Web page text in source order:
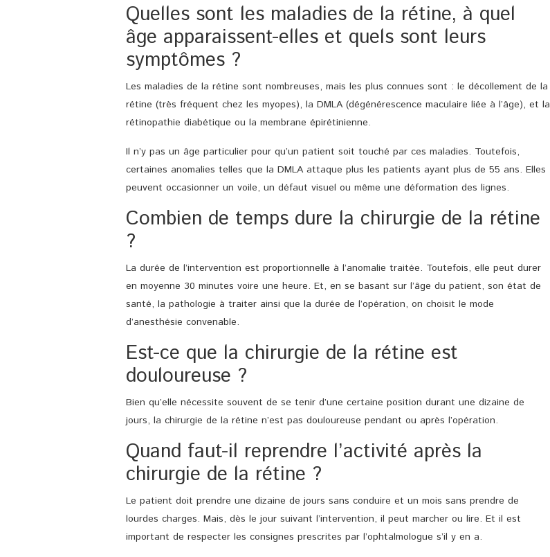
Quelles sont les maladies de la rétine, à quel
âge apparaissent-elles et quels sont leurs
symptômes ?
Les maladies de la rétine sont nombreuses, mais les plus connues sont : le décollement de la
rétine (très fréquent chez les myopes), la DMLA (dégénérescence maculaire liée à l’âge), et la
rétinopathie diabétique ou la membrane épirétinienne.
Il n’y pas un âge particulier pour qu’un patient soit touché par ces maladies. Toutefois,
certaines anomalies telles que la DMLA attaque plus les patients ayant plus de 55 ans. Elles
peuvent occasionner un voile, un défaut visuel ou même une déformation des lignes.
Combien de temps dure la chirurgie de la rétine
?
La durée de l’intervention est proportionnelle à l’anomalie traitée. Toutefois, elle peut durer
en moyenne 30 minutes voire une heure. Et, en se basant sur l’âge du patient, son état de
santé, la pathologie à traiter ainsi que la durée de l’opération, on choisit le mode
d’anesthésie convenable.
Est-ce que la chirurgie de la rétine est
douloureuse ?
Bien qu’elle nécessite souvent de se tenir d’une certaine position durant une dizaine de
jours, la chirurgie de la rétine n’est pas douloureuse pendant ou après l’opération.
Quand faut-il reprendre l’activité après la
chirurgie de la rétine ?
Le patient doit prendre une dizaine de jours sans conduire et un mois sans prendre de
lourdes charges. Mais, dès le jour suivant l’intervention, il peut marcher ou lire. Et il est
important de respecter les consignes prescrites par l’ophtalmologue s’il y en a.